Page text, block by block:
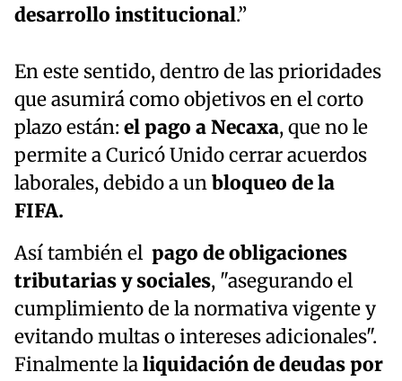
desarrollo institucional.”
En este sentido, dentro de las prioridades
que asumirá como objetivos en el corto
plazo están: el pago a Necaxa, que no le
permite a Curicó Unido cerrar acuerdos
laborales, debido a unbloqueo de la
FIFA.
Así también el pago de obligaciones
tributarias y sociales, "asegurando el
cumplimiento de la normativa vigente y
evitando multas o intereses adicionales".
Finalmente laliquidación de deudas por